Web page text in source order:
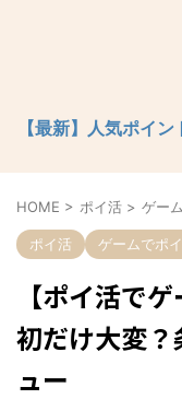
【最新】人気ポイ
HOME > ポイ活 > ゲー
ポイ活 ゲームでポ
【ポイ活で
初だけ大変
ュー